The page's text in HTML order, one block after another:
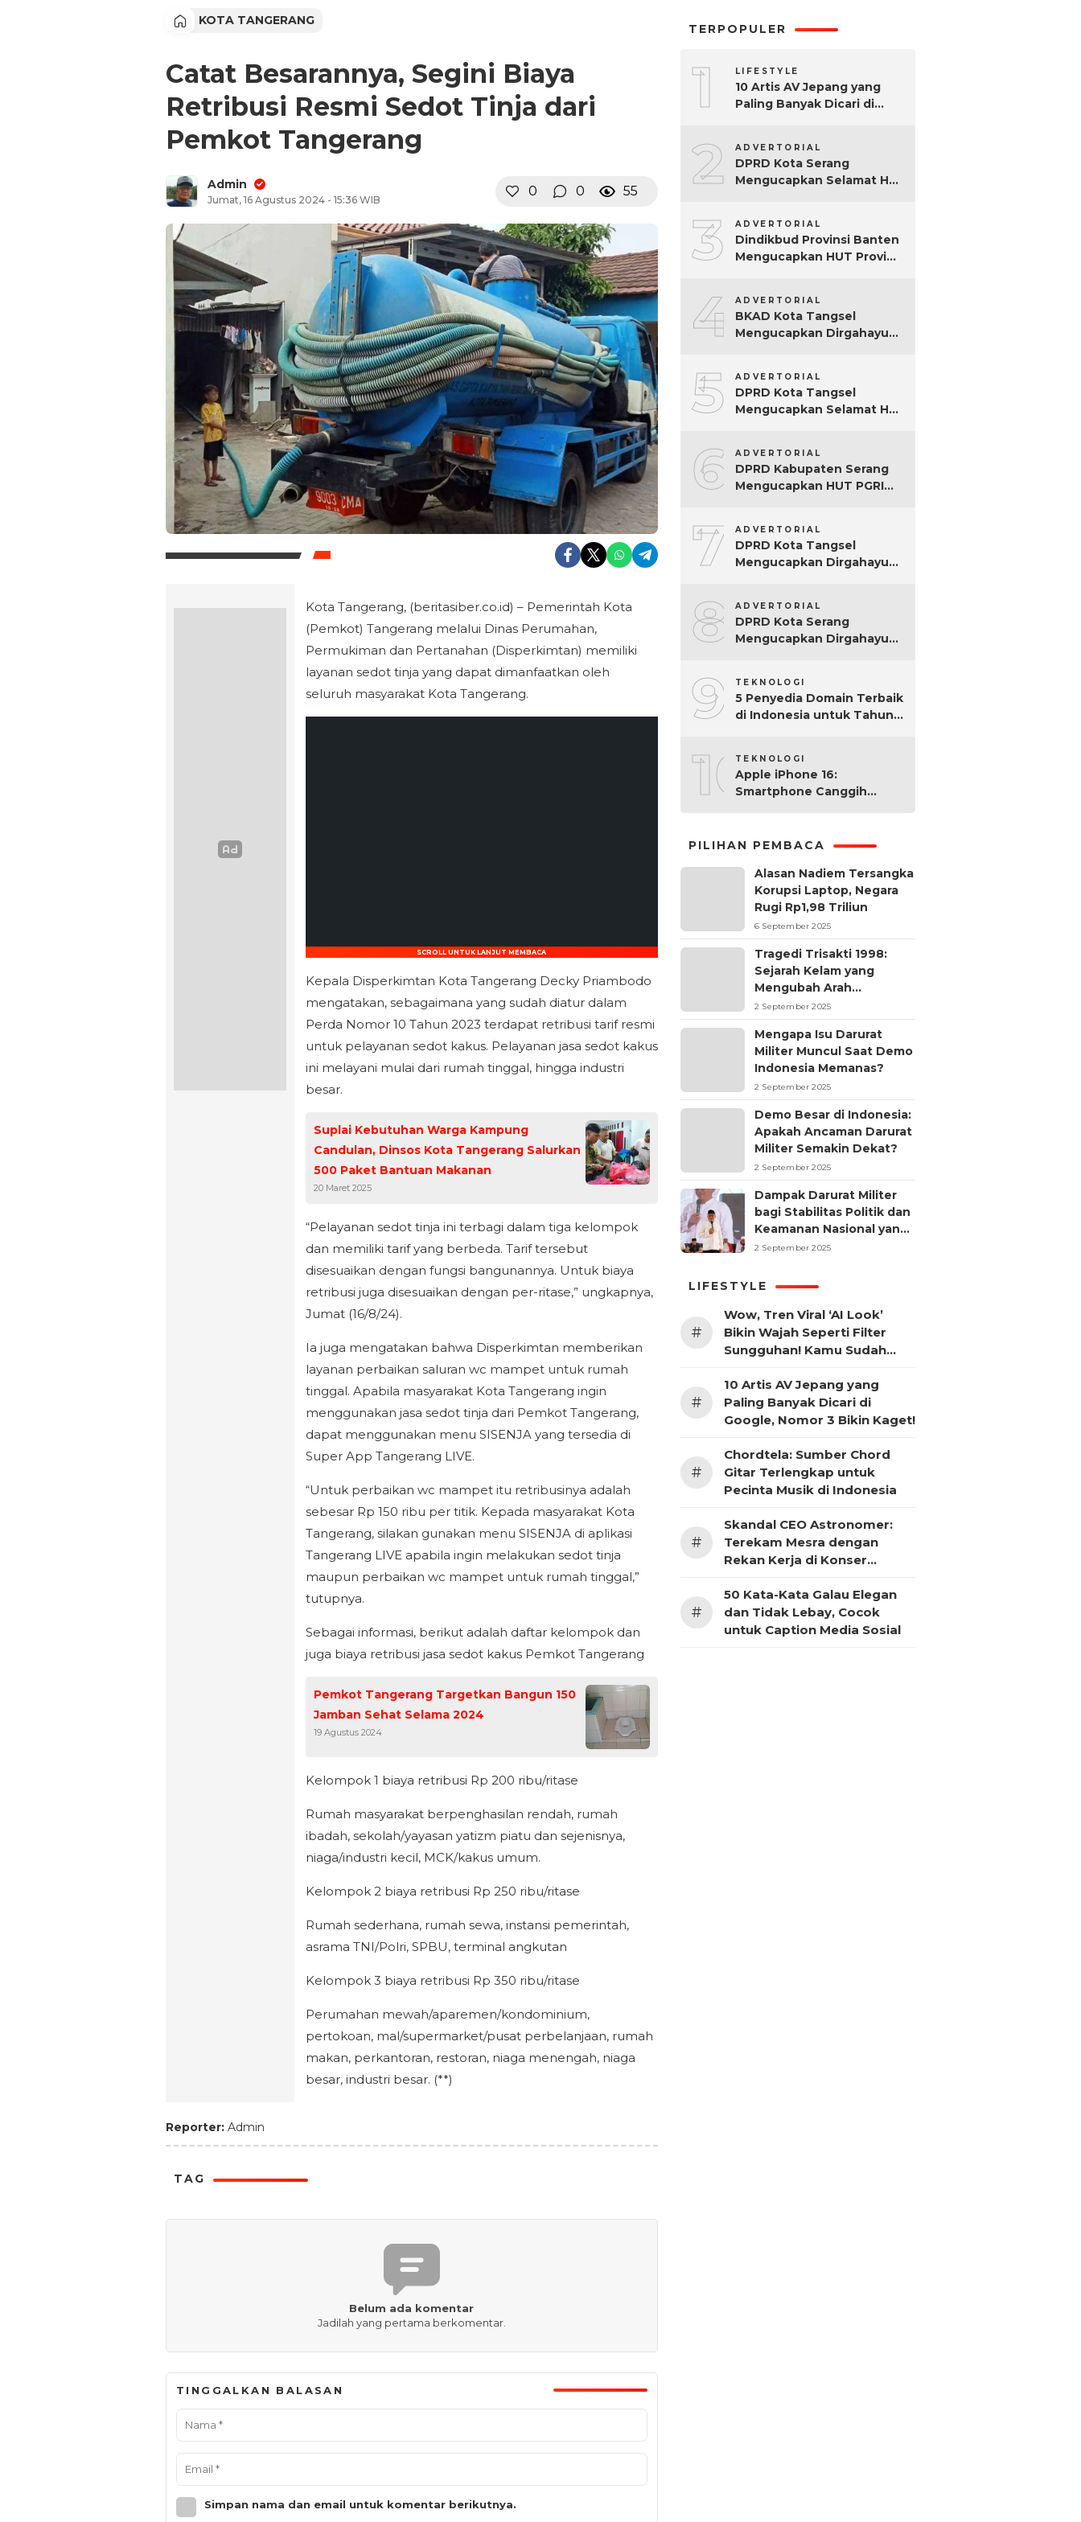
KOTA TANGERANG
Catat Besarannya, Segini Biaya
Retribusi Resmi Sedot Tinja dari
Pemkot Tangerang
Admin
Jumat, 16 Agustus 2024 - 15:36 WIB
0 0 55
Kota Tangerang, (beritasiber.co.id) – Pemerintah Kota
(Pemkot) Tangerang melalui Dinas Perumahan,
Permukiman dan Pertanahan (Disperkimtan) memiliki
layanan sedot tinja yang dapat dimanfaatkan oleh
seluruh masyarakat Kota Tangerang.
SCROLL UNTUK LANJUT MEMBACA
Kepala Disperkimtan Kota Tangerang Decky Priambodo
mengatakan, sebagaimana yang sudah diatur dalam
Perda Nomor 10 Tahun 2023 terdapat retribusi tarif resmi
untuk pelayanan sedot kakus. Pelayanan jasa sedot kakus
ini melayani mulai dari rumah tinggal, hingga industri
besar.
Suplai Kebutuhan Warga Kampung
Candulan, Dinsos Kota Tangerang Salurkan
500 Paket Bantuan Makanan
20 Maret 2025
“Pelayanan sedot tinja ini terbagi dalam tiga kelompok
dan memiliki tarif yang berbeda. Tarif tersebut
disesuaikan dengan fungsi bangunannya. Untuk biaya
retribusi juga disesuaikan dengan per-ritase,” ungkapnya,
Jumat (16/8/24).
Ia juga mengatakan bahwa Disperkimtan memberikan
layanan perbaikan saluran wc mampet untuk rumah
tinggal. Apabila masyarakat Kota Tangerang ingin
menggunakan jasa sedot tinja dari Pemkot Tangerang,
dapat menggunakan menu SISENJA yang tersedia di
Super App Tangerang LIVE.
“Untuk perbaikan wc mampet itu retribusinya adalah
sebesar Rp 150 ribu per titik. Kepada masyarakat Kota
Tangerang, silakan gunakan menu SISENJA di aplikasi
Tangerang LIVE apabila ingin melakukan sedot tinja
maupun perbaikan wc mampet untuk rumah tinggal,”
tutupnya.
Sebagai informasi, berikut adalah daftar kelompok dan
juga biaya retribusi jasa sedot kakus Pemkot Tangerang
Pemkot Tangerang Targetkan Bangun 150
Jamban Sehat Selama 2024
19 Agustus 2024
Kelompok 1 biaya retribusi Rp 200 ribu/ritase
Rumah masyarakat berpenghasilan rendah, rumah
ibadah, sekolah/yayasan yatizm piatu dan sejenisnya,
niaga/industri kecil, MCK/kakus umum.
Kelompok 2 biaya retribusi Rp 250 ribu/ritase
Rumah sederhana, rumah sewa, instansi pemerintah,
asrama TNI/Polri, SPBU, terminal angkutan
Kelompok 3 biaya retribusi Rp 350 ribu/ritase
Perumahan mewah/aparemen/kondominium,
pertokoan, mal/supermarket/pusat perbelanjaan, rumah
makan, perkantoran, restoran, niaga menengah, niaga
besar, industri besar. (**)
Reporter: Admin
TAG
Belum ada komentar
Jadilah yang pertama berkomentar.
TINGGALKAN BALASAN
Simpan nama dan email untuk komentar berikutnya.
TERPOPULER
1 LIFESTYLE
10 Artis AV Jepang yang
Paling Banyak Dicari di
2 ADVERTORIAL
DPRD Kota Serang
Mengucapkan Selamat Hari
3 ADVERTORIAL
Dindikbud Provinsi Banten
Mengucapkan HUT Provinsi
4 ADVERTORIAL
BKAD Kota Tangsel
Mengucapkan Dirgahayu
5 ADVERTORIAL
DPRD Kota Tangsel
Mengucapkan Selamat Hari
6 ADVERTORIAL
DPRD Kabupaten Serang
Mengucapkan HUT PGRI
7 ADVERTORIAL
DPRD Kota Tangsel
Mengucapkan Dirgahayu
8 ADVERTORIAL
DPRD Kota Serang
Mengucapkan Dirgahayu
9 TEKNOLOGI
5 Penyedia Domain Terbaik
di Indonesia untuk Tahun
10TEKNOLOGI
Apple iPhone 16:
Smartphone Canggih
PILIHAN PEMBACA
Alasan Nadiem Tersangka
Korupsi Laptop, Negara
Rugi Rp1,98 Triliun
6 September 2025
Tragedi Trisakti 1998:
Sejarah Kelam yang
Mengubah Arah
Reformasi Indonesia
2 September 2025
Mengapa Isu Darurat
Militer Muncul Saat Demo
Indonesia Memanas?
2 September 2025
Demo Besar di Indonesia:
Apakah Ancaman Darurat
Militer Semakin Dekat?
2 September 2025
Dampak Darurat Militer
bagi Stabilitas Politik dan
Keamanan Nasional yang
Sering Terlupakan
2 September 2025
LIFESTYLE
#
Wow, Tren Viral ‘AI Look’
Bikin Wajah Seperti Filter
Sungguhan! Kamu Sudah
#
10 Artis AV Jepang yang
Paling Banyak Dicari di
Google, Nomor 3 Bikin Kaget!
#
Chordtela: Sumber Chord
Gitar Terlengkap untuk
Pecinta Musik di Indonesia
#
Skandal CEO Astronomer:
Terekam Mesra dengan
Rekan Kerja di Konser
#
50 Kata-Kata Galau Elegan
dan Tidak Lebay, Cocok
untuk Caption Media Sosial